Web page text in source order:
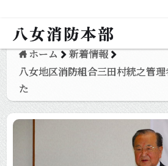
八女消防本部
ホーム
新着情報
八女地区消防組合三田村統之管
た